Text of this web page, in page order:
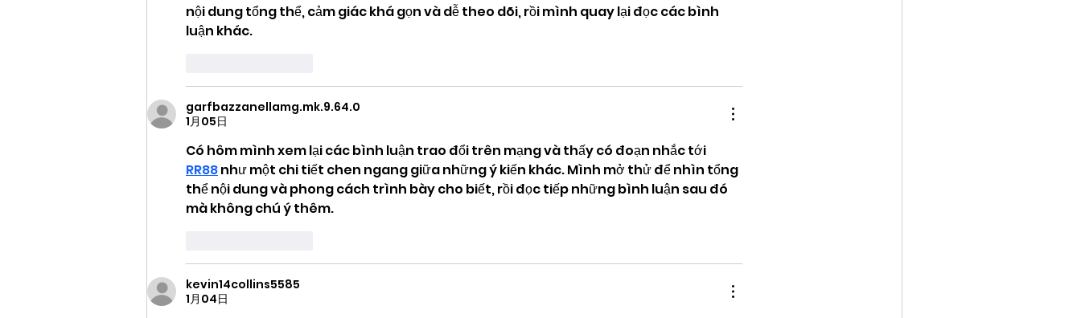
nội dung tổng thể, cảm giác khá gọn và dễ theo dõi, rồi mình quay lại đọc các bình
luận khác.
garfbazzanellamg.mk.9.64.0
1月05日
Có hôm mình xem lại các bình luận trao đổi trên mạng và thấy có đoạn nhắc tới
RR88 như một chi tiết chen ngang giữa những ý kiến khác. Mình mở thử để nhìn tổng
thể nội dung và phong cách trình bày cho biết, rồi đọc tiếp những bình luận sau đó
mà không chú ý thêm.
kevin14collins5585
1月04日